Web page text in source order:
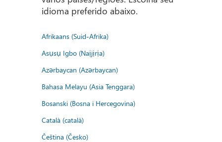
idioma preferido abaixo.
Afrikaans (Suid-Afrika)
Asụsụ Igbo (Naịjịrịa)
Azərbaycan (Azərbaycan)
Bahasa Melayu (Asia Tenggara)
Bosanski (Bosna i Hercegovina)
Català (català)
Čeština (Česko)